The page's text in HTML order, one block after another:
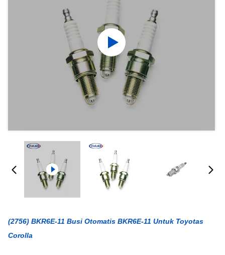
(2756) BKR6E-11 Busi Otomatis BKR6E-11 Untuk Toyotas
Corolla